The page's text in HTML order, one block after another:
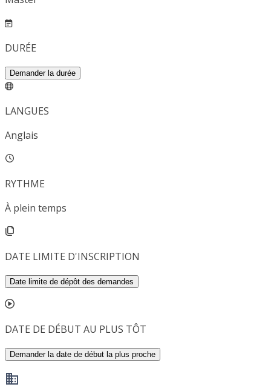
DURÉE
Demander la durée
LANGUES
Anglais
RYTHME
À plein temps
DATE LIMITE D'INSCRIPTION
Date limite de dépôt des demandes
DATE DE DÉBUT AU PLUS TÔT
Demander la date de début la plus proche